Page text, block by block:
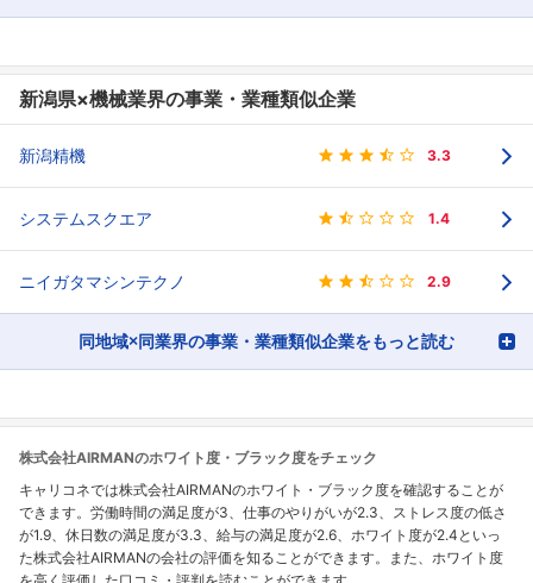
新潟県×機械業界の事業・業種類似企業
新潟精機 3.3
システムスクエア 1.4
ニイガタマシンテクノ 2.9
同地域×同業界の事業・業種類似企業をもっと読む
株式会社AIRMANのホワイト度・ブラック度をチェック
キャリコネでは株式会社AIRMANのホワイト・ブラック度を確認することが
できます。労働時間の満足度が3、仕事のやりがいが2.3、ストレス度の低さ
が1.9、休日数の満足度が3.3、給与の満足度が2.6、ホワイト度が2.4といっ
た株式会社AIRMANの会社の評価を知ることができます。また、ホワイト度